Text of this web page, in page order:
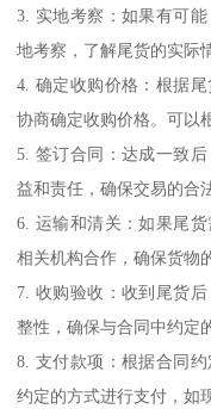
3. 实地考察：如果有可
地考察，了解尾货的实际
4. 确定收购价格：根据
协商确定收购价格。可以
5. 签订合同：达成一致
益和责任，确保交易的合
6. 运输和清关：如果尾
相关机构合作，确保货物
7. 收购验收：收到尾货
整性，确保与合同中约定
8. 支付款项：根据合同
约定的方式进行支付，如